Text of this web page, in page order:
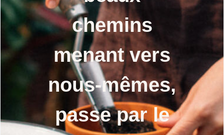
chemins
menant vers
nous-mêmes,
passe par le